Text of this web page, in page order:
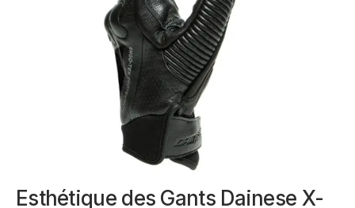
Esthétique des Gants Dainese X-